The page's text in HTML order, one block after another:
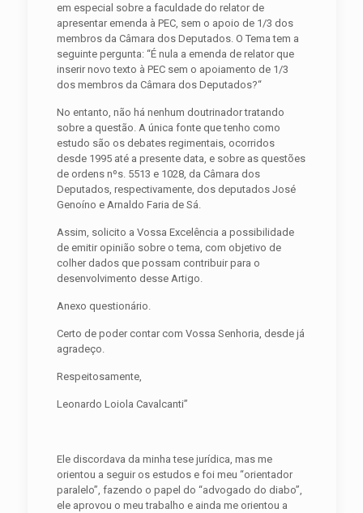
em especial sobre a faculdade do relator de
apresentar emenda à PEC, sem o apoio de 1/3 dos
membros da Câmara dos Deputados. O Tema tem a
seguinte pergunta: “É nula a emenda de relator que
inserir novo texto à PEC sem o apoiamento de 1/3
dos membros da Câmara dos Deputados?“
No entanto, não há nenhum doutrinador tratando
sobre a questão. A única fonte que tenho como
estudo são os debates regimentais, ocorridos
desde 1995 até a presente data, e sobre as questões
de ordens nºs. 5513 e 1028, da Câmara dos
Deputados, respectivamente, dos deputados José
Genoíno e Arnaldo Faria de Sá.
Assim, solicito a Vossa Excelência a possibilidade
de emitir opinião sobre o tema, com objetivo de
colher dados que possam contribuir para o
desenvolvimento desse Artigo.
Anexo questionário.
Certo de poder contar com Vossa Senhoria, desde já
agradeço.
Respeitosamente,
Leonardo Loiola Cavalcanti”
Ele discordava da minha tese jurídica, mas me
orientou a seguir os estudos e foi meu “orientador
paralelo”, fazendo o papel do “advogado do diabo”,
ele aprovou o meu trabalho e ainda me orientou a